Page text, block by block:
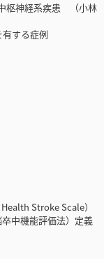
枢神経系疾患 （小林
する症例
Stroke Scale）
中機能評価法）定義